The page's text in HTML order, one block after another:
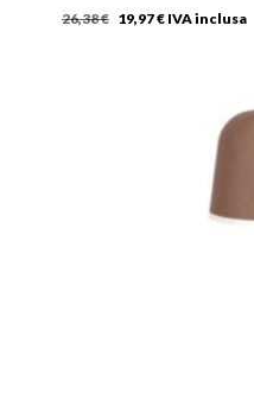
26,38€ Il
19,97€IlIVA inclusa